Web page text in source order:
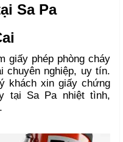
Sa Pa
giấy phép phòng cháy
chuyên nghiệp, uy tín.
khách xin giấy chứng
tại Sa Pa nhiệt tình,